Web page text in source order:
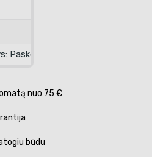
nuo 75 €
būdu